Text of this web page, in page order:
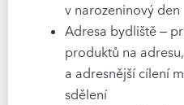
v narozeninový den
Adresa bydliště –
produktů na
a adresnější cílení
sdělení